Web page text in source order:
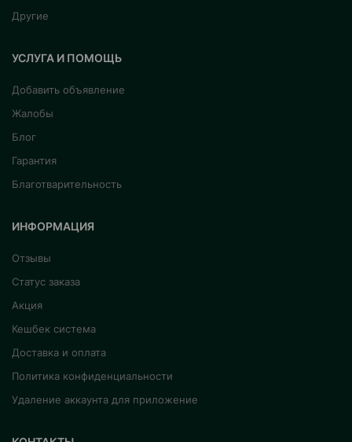
Другие
УСЛУГА И ПОМОЩЬ
Добавить объявление
Жалобы
Блог
Гарантия
Благотварительность
ИНФОРМАЦИЯ
Отзывы
Статус заказа
Акция
Кешбек система
Доставка и оплата
Политика конфиденциальности
Удаление аккаунта для приложение